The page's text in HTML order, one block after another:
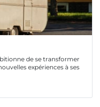
de se transformer
expériences à ses